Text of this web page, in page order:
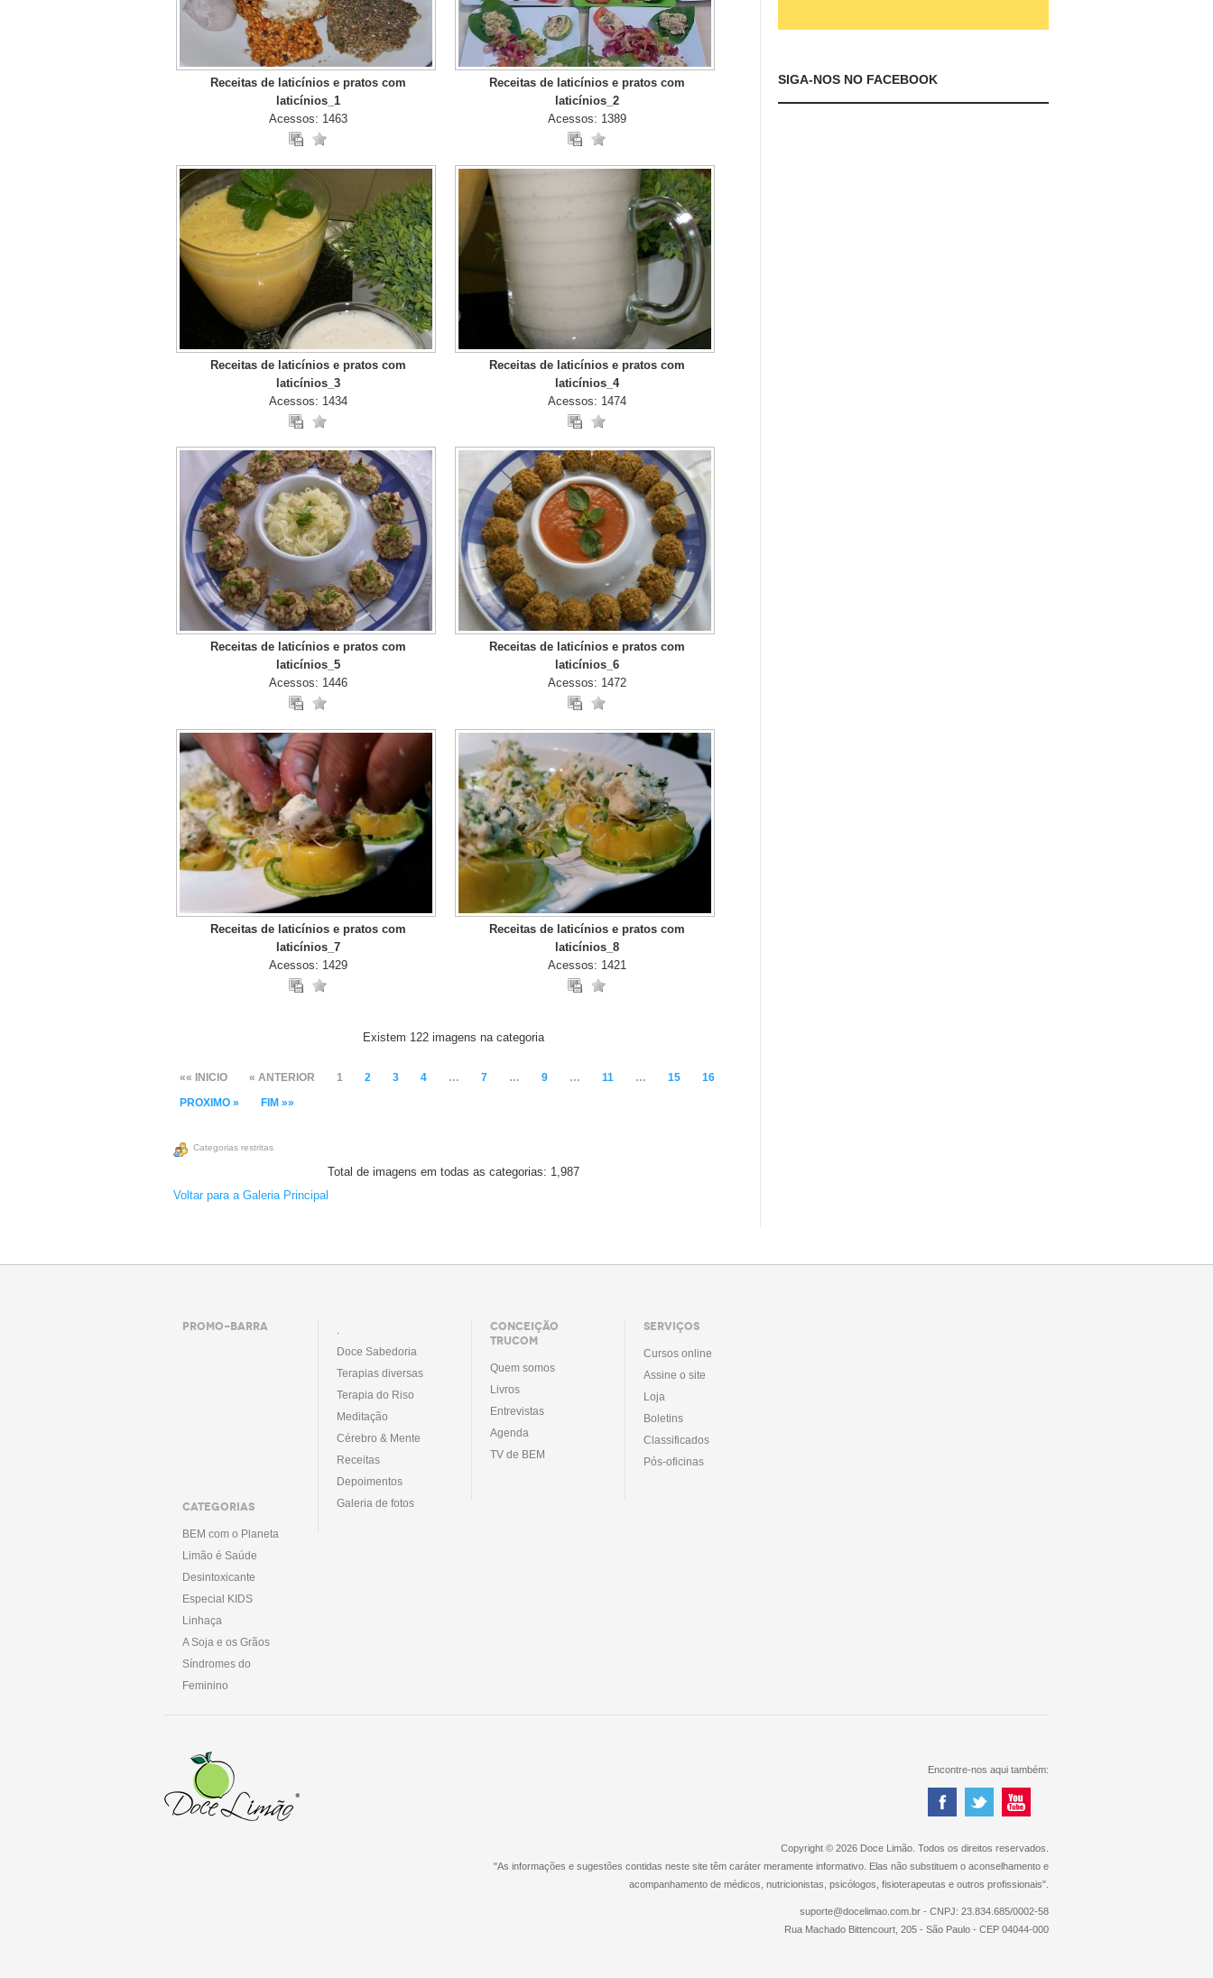
Receitas de laticínios e pratos com
laticínios_1
Acessos: 1463
Receitas de laticínios e pratos com
laticínios_2
Acessos: 1389
Receitas de laticínios e pratos com
laticínios_3
Acessos: 1434
Receitas de laticínios e pratos com
laticínios_4
Acessos: 1474
Receitas de laticínios e pratos com
laticínios_5
Acessos: 1446
Receitas de laticínios e pratos com
laticínios_6
Acessos: 1472
Receitas de laticínios e pratos com
laticínios_7
Acessos: 1429
Receitas de laticínios e pratos com
laticínios_8
Acessos: 1421
Existem 122 imagens na categoria
«« INICIO « ANTERIOR 1 2 3 4 … 7 … 9 … 11 … 15
16
PROXIMO »
FIM »»
Categorias restritas
Total de imagens em todas as categorias: 1,987
Voltar para a Galeria Principal
SIGA-NOS NO FACEBOOK
PROMO-BARRA
CATEGORIAS
BEM com o Planeta
Limão é Saúde
Desintoxicante
Especial KIDS
Linhaça
A Soja e os Grãos
Síndromes do
Feminino
.
Doce Sabedoria
Terapias diversas
Terapia do Riso
Meditação
Cérebro & Mente
Receitas
Depoimentos
Galeria de fotos
CONCEIÇÃO
TRUCOM
Quem somos
Livros
Entrevistas
Agenda
TV de BEM
SERVIÇOS
Cursos online
Assine o site
Loja
Boletins
Classificados
Pós-oficinas
Encontre-nos aqui também:
Copyright © 2026 Doce Limão. Todos os direitos reservados.
"As informações e sugestões contidas neste site têm caráter meramente informativo. Elas não substituem o aconselhamento e
acompanhamento de médicos, nutricionistas, psicólogos, fisioterapeutas e outros profissionais".
suporte@docelimao.com.br - CNPJ: 23.834.685/0002-58
Rua Machado Bittencourt, 205 - São Paulo - CEP 04044-000